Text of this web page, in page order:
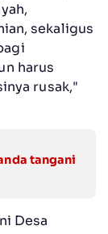
sekaligus
harus
rusak,"
tangani
Desa